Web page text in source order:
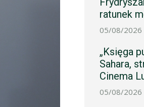
ratunek
05/08/2026
„Księga
Sahara,
Cinema
05/08/2026